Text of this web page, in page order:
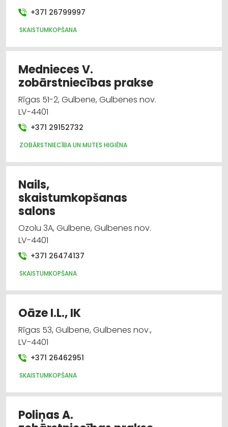
+371 26799997
SKAISTUMKOPŠANA
Mednieces V.
zobārstniecības prakse
Rīgas 51-2, Gulbene, Gulbenes nov.
LV-4401
+371 29152732
ZOBĀRSTNIECĪBA UN MUTES HIGIĒNA
Nails,
skaistumkopšanas
salons
Ozolu 3A, Gulbene, Gulbenes nov.
LV-4401
+371 26474137
SKAISTUMKOPŠANA
Oāze I.L., IK
Rīgas 53, Gulbene, Gulbenes nov.,
LV-4401
+371 26462951
SKAISTUMKOPŠANA
Poliņas A.